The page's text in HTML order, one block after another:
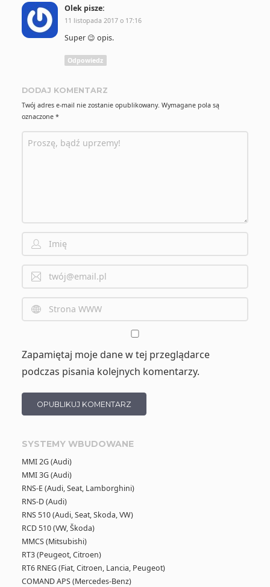
Olek pisze:
11 listopada 2017 o 17:16
Super 😉 opis.
Odpowiedz
DODAJ KOMENTARZ
Twój adres e-mail nie zostanie opublikowany. Wymagane pola są
oznaczone *
Zapamiętaj moje dane w tej przeglądarce
podczas pisania kolejnych komentarzy.
SYSTEMY WBUDOWANE
MMI 2G (Audi)
MMI 3G (Audi)
RNS-E (Audi, Seat, Lamborghini)
RNS-D (Audi)
RNS 510 (Audi, Seat, Skoda, VW)
RCD 510 (VW, Škoda)
MMCS (Mitsubishi)
RT3 (Peugeot, Citroen)
RT6 RNEG (Fiat, Citroen, Lancia, Peugeot)
COMAND APS (Mercedes-Benz)